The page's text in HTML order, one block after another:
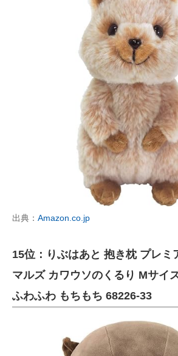
出典： Amazon.co.jp
15位：りぶはあと 抱き枕 プレミ
マルズ カワウソのくるり Mサイ
ふわふわ もちもち 68226-33